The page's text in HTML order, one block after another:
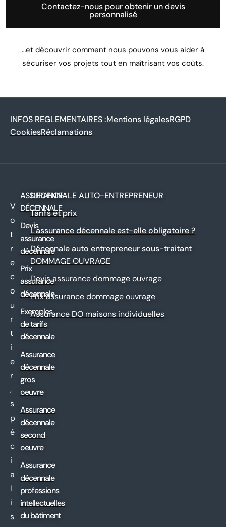
Contactez-nous pour obtenir un devis
personnalisé
…et découvrir comment nous pouvons vous aider à
sécuriser vos projets tout en maîtrisant vos coûts.
INFOS REGLEMENTAIRES :Mentions légalesRGPD
CookiesRéclamations
V
o
t
r
e
c
o
u
r
t
i
e
r
,
s
p
é
c
i
a
l
i
s
ASSURANCE
DÉCENNALE
Devis
assurance
décennale
Prix
assurance
décennale
Exemples
de tarifs
décennale
Assurance
décennale
gros
oeuvre
Assurance
décennale
second
oeuvre
Assurance
décennale
professions
intellectuelles
du bâtiment
DECENNALE AUTO-ENTREPRENEUR
Tarifs et prix
L'assurance décennale est-elle obligatoire ?
Décennale auto entrepreneur sous-traitant
DOMMAGE OUVRAGE
Devis assurance dommage ouvrage
Prix assurance dommage ouvrage
Assurance DO maisons individuelles